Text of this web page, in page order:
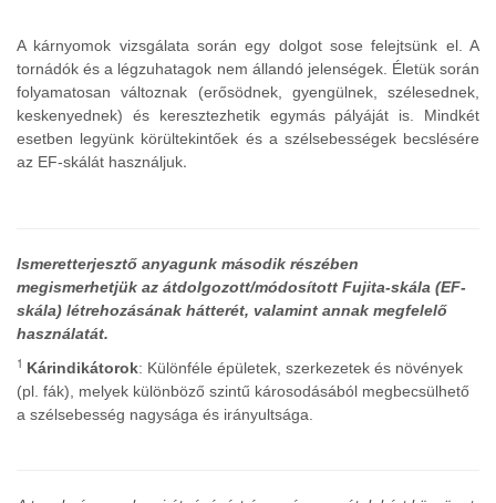
A kárnyomok vizsgálata során egy dolgot sose felejtsünk el. A
tornádók és a légzuhatagok nem állandó jelenségek. Életük során
folyamatosan változnak (erősödnek, gyengülnek, szélesednek,
keskenyednek) és keresztezhetik egymás pályáját is. Mindkét
esetben legyünk körültekintőek és a szélsebességek becslésére
az EF-skálát használjuk.
Ismeretterjesztő anyagunk második részében
megismerhetjük az átdolgozott/módosított Fujita-skála (EF-
skála) létrehozásának hátterét, valamint annak megfelelő
használatát.
1 Kárindikátorok: Különféle épületek, szerkezetek és növények
(pl. fák), melyek különböző szintű károsodásából megbecsülhető
a szélsebesség nagysága és irányultsága.